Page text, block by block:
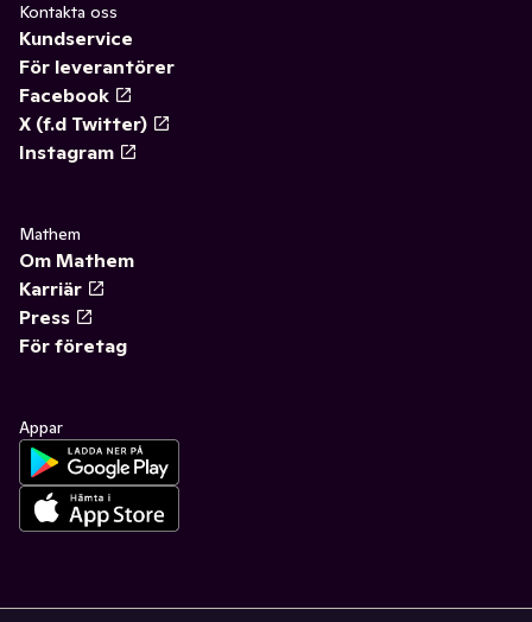
Kontakta oss
Kundservice
För leverantörer
Facebook
X (f.d Twitter)
Instagram
Mathem
Om Mathem
Karriär
Press
För företag
Appar